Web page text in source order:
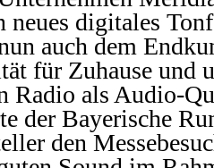
neues digitales
auch dem
für Zuhause und
Radio als Audio-
der Bayerische
den